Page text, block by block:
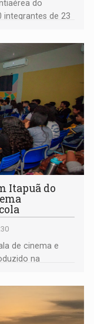
do
integrantes de 23
Itapuã do
de cinema e
na